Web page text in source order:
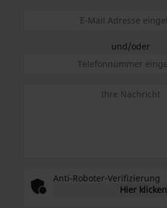
und/oder
Anti-Roboter-Verifizierung
Hier klicken